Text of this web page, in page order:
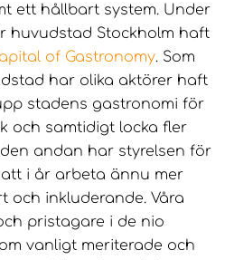
ett hållbart system. Under
huvudstad Stockholm haft
of Gastronomy. Som
har olika aktörer haft
stadens gastronomi för
och samtidigt locka fler
andan har styrelsen för
i år arbeta ännu mer
och inkluderande. Våra
pristagare i de nio
vanligt meriterade och